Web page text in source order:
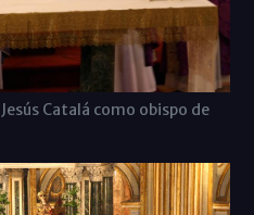
Catalá como obispo de